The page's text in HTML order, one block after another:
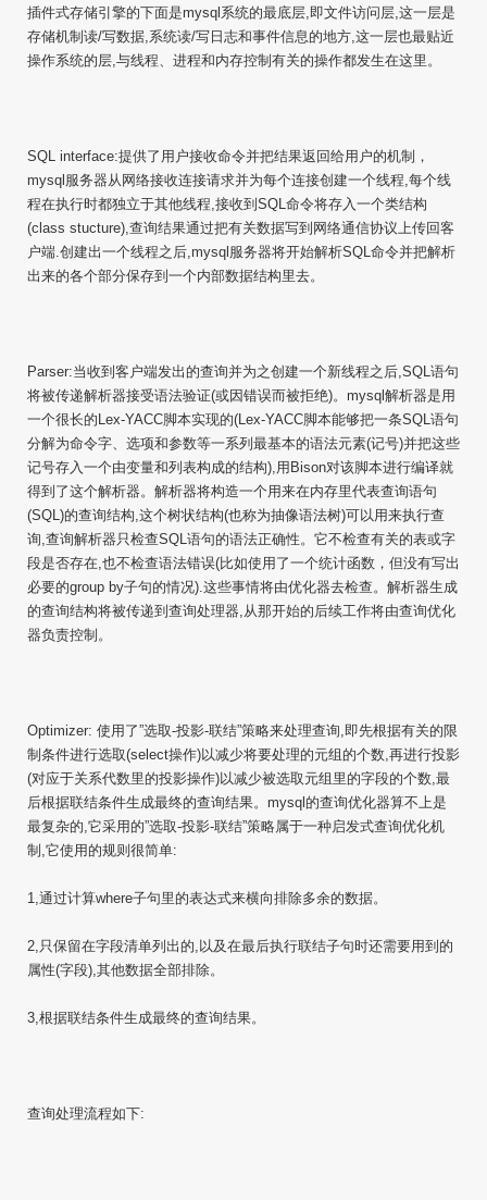
插件式存储引擎的下面是mysql系统的最底层,即文件访问层,这一层是
存储机制读/写数据,系统读/写日志和事件信息的地方,这一层也最贴近
操作系统的层,与线程、进程和内存控制有关的操作都发生在这里。
SQL interface:提供了用户接收命令并把结果返回给用户的机制，
mysql服务器从网络接收连接请求并为每个连接创建一个线程,每个线
程在执行时都独立于其他线程,接收到SQL命令将存入一个类结构
(class stucture),查询结果通过把有关数据写到网络通信协议上传回客
户端.创建出一个线程之后,mysql服务器将开始解析SQL命令并把解析
出来的各个部分保存到一个内部数据结构里去。
Parser:当收到客户端发出的查询并为之创建一个新线程之后,SQL语句
将被传递解析器接受语法验证(或因错误而被拒绝)。mysql解析器是用
一个很长的Lex-YACC脚本实现的(Lex-YACC脚本能够把一条SQL语句
分解为命令字、选项和参数等一系列最基本的语法元素(记号)并把这些
记号存入一个由变量和列表构成的结构),用Bison对该脚本进行编译就
得到了这个解析器。解析器将构造一个用来在内存里代表查询语句
(SQL)的查询结构,这个树状结构(也称为抽像语法树)可以用来执行查
询,查询解析器只检查SQL语句的语法正确性。它不检查有关的表或字
段是否存在,也不检查语法错误(比如使用了一个统计函数，但没有写出
必要的group by子句的情况).这些事情将由优化器去检查。解析器生成
的查询结构将被传递到查询处理器,从那开始的后续工作将由查询优化
器负责控制。
Optimizer: 使用了”选取-投影-联结”策略来处理查询,即先根据有关的限
制条件进行选取(select操作)以减少将要处理的元组的个数,再进行投影
(对应于关系代数里的投影操作)以减少被选取元组里的字段的个数,最
后根据联结条件生成最终的查询结果。mysql的查询优化器算不上是
最复杂的,它采用的”选取-投影-联结”策略属于一种启发式查询优化机
制,它使用的规则很简单:
1,通过计算where子句里的表达式来横向排除多余的数据。
2,只保留在字段清单列出的,以及在最后执行联结子句时还需要用到的
属性(字段),其他数据全部排除。
3,根据联结条件生成最终的查询结果。
查询处理流程如下: